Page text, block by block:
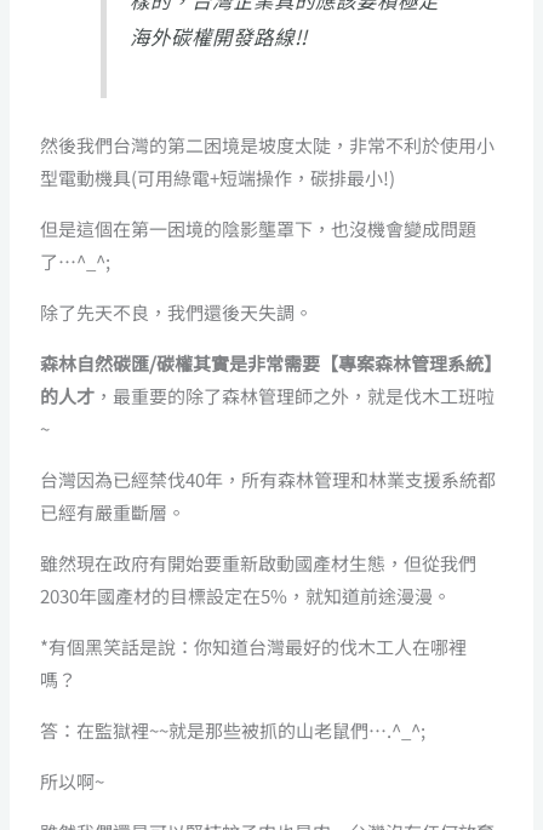
海外碳權開發路線!!
然後我們台灣的第二困境是坡度太陡，非常不利於使用小
型電動機具(可用綠電+短端操作，碳排最小!)
但是這個在第一困境的陰影壟罩下，也沒機會變成問題
了…^_^;
除了先天不良，我們還後天失調。
森林自然碳匯/碳權其實是非常需要【專案森林管理系統】
的人才 ，最重要的除了森林管理師之外，就是伐木工班啦
~
台灣因為已經禁伐40年，所有森林管理和林業支援系統都
已經有嚴重斷層。
雖然現在政府有開始要重新啟動國產材生態，但從我們
2030年國產材的目標設定在5%，就知道前途漫漫。
*有個黑笑話是說：你知道台灣最好的伐木工人在哪裡
嗎？
答：在監獄裡~~就是那些被抓的山老鼠們….^_^;
所以啊~